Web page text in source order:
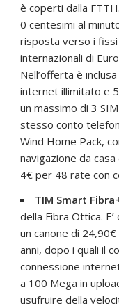
è coperti dalla
0 centesimi al
risposta verso i fissi
internazionali di
Nell’offerta è
internet illimitato e
un massimo di 3
stesso conto
Wind Home Pack,
navigazione da
4€ per 48 rate con
TIM Smart
della Fibra Ottica.
un canone di
anni, dopo i quali il
connessione
a 100 Mega in
usufruire della